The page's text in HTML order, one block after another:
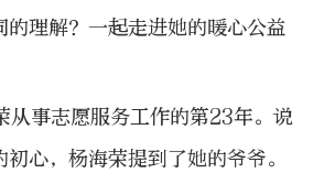
的理解？一起走进她的暖心公益
从事志愿服务工作的第23年。说
心，杨海荣提到了她的爷爷。